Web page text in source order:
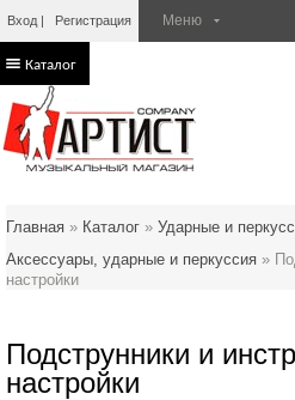
Вход Регистрация
Каталог
Главная » Каталог » Ударные и
Аксессуары, ударные и перкуссия »
настройки
Подструнники и
настройки